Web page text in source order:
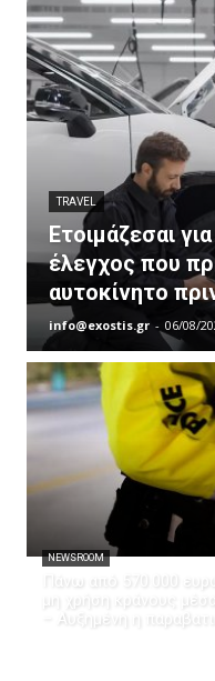
TRAVEL
Ετοιμάζεσαι
έλεγχος που
αυτοκίνητο
info@exostis.gr - 06/08/
NEWSROOM
Πάνω από 570.000
μη χρήση κράνους
– Αυξημένη η